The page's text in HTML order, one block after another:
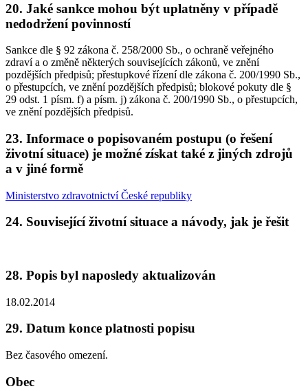
20. Jaké sankce mohou být uplatněny v případě
nedodržení povinností
Sankce dle § 92 zákona č. 258/2000 Sb., o ochraně veřejného
zdraví a o změně některých souvisejících zákonů, ve znění
pozdějších předpisů; přestupkové řízení dle zákona č. 200/1990 Sb.,
o přestupcích, ve znění pozdějších předpisů; blokové pokuty dle §
29 odst. 1 písm. f) a písm. j) zákona č. 200/1990 Sb., o přestupcích,
ve znění pozdějších předpisů.
23. Informace o popisovaném postupu (o řešení
životní situace) je možné získat také z jiných zdrojů
a v jiné formě
Ministerstvo zdravotnictví České republiky
24. Související životní situace a návody, jak je řešit
28. Popis byl naposledy aktualizován
18.02.2014
29. Datum konce platnosti popisu
Bez časového omezení.
Obec